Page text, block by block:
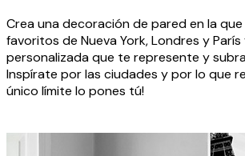
Crea una decoración de pared en la
favoritos de Nueva York, Londres y
personalizada que te represente y
Inspírate por las ciudades y por lo que
único límite lo pones tú!